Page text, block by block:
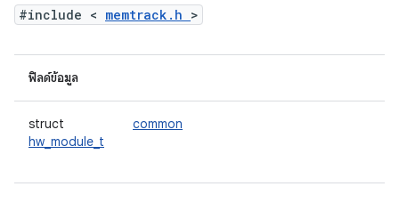
#include < memtrack.h >
ฟิลด์ข้อมูล
struct
hw_module_t
common